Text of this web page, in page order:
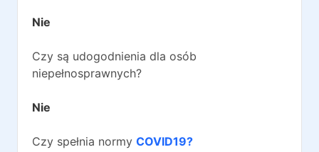
Nie
Czy są udogodnienia dla osób
niepełnosprawnych?
Nie
Czy spełnia normy COVID19?